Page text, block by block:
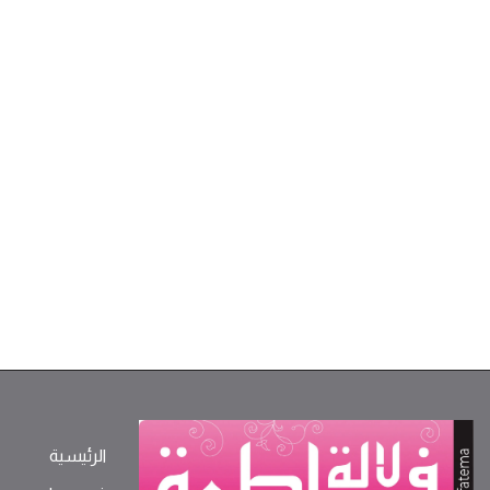
الرئيسية